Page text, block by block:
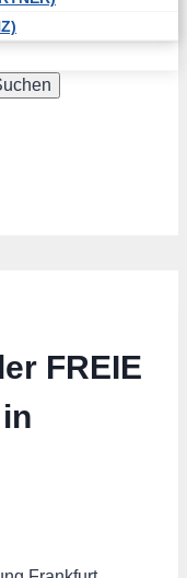
FREIE